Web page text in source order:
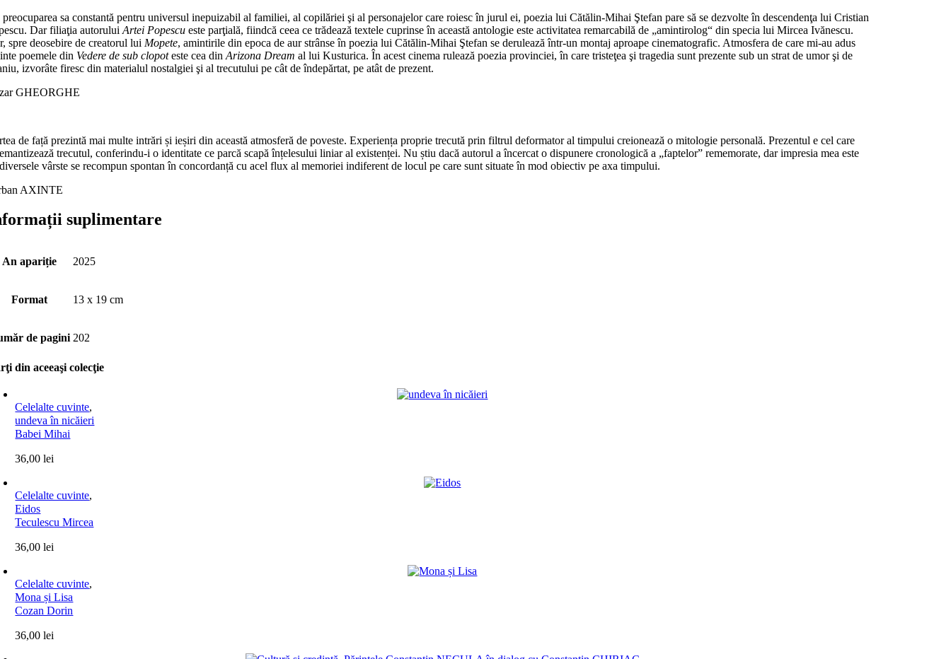
preocuparea sa constantă pentru universul inepuizabil al familiei, al copilăriei şi al personajelor care roiesc în jurul ei, poezia lui Cătălin-Mihai Ştefan pare să se dezvolte în descendenţa lui Cristian
Dar filiaţia autoruluiArtei Popescu este parţială, fiindcă ceea ce trădează textele cuprinse în această antologie este activitatea remarcabilă de „amintirolog“ din specia lui Mircea Ivănescu.
spre deosebire de creatorul lui Mopete, amintirile din epoca de aur strânse în poezia lui Cătălin-Mihai Ştefan se derulează într-un montaj aproape cinematografic. Atmosfera de care mi-au adus
poemele din Vedere de sub clopoteste cea dinArizona Dreamal lui Kusturica. În acest cinema rulează poezia provinciei, în care tristeţea şi tragedia sunt prezente sub un strat de umor şi de
izvorâte firesc din materialul nostalgiei şi al trecutului pe cât de îndepărtat, pe atât de prezent.
GHEORGHE
de față prezintă mai multe intrări și ieșiri din această atmosferă de poveste. Experiența proprie trecută prin filtrul deformator al timpului creionează o mitologie personală. Prezentul e cel care
trecutul, conferindu-i o identitate ce parcă scapă înțele­sului liniar al existenței. Nu știu dacă autorul a încercat o dispunere cronologică a „faptelor” rememorate, dar impresia mea este
vârste se recompun spon­tan în concordanță cu acel flux al memoriei indiferent de locul pe care sunt situate în mod obiectiv pe axa timpului.
AXINTE
suplimentare
An apariție 2025
Format 13 x 19 cm
de pagini 202
din aceeaşi colecţie
Celelalte cuvinte,
undeva în nicăieri
Babei Mihai
36,00lei
Celelalte cuvinte,
Eidos
Teculescu Mircea
36,00lei
Celelalte cuvinte,
Mona și Lisa
Cozan Dorin
36,00lei